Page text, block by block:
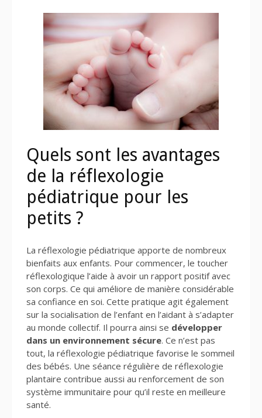
Quels sont les avantages
de la réflexologie
pédiatrique pour les
petits ?
La réflexologie pédiatrique apporte de nombreux
bienfaits aux enfants. Pour commencer, le toucher
réflexologique l’aide à avoir un rapport positif avec
son corps. Ce qui améliore de manière considérable
sa confiance en soi. Cette pratique agit également
sur la socialisation de l’enfant en l’aidant à s’adapter
au monde collectif. Il pourra ainsi se développer
dans un environnement sécure. Ce n’est pas
tout, la réflexologie pédiatrique favorise le sommeil
des bébés. Une séance régulière de réflexologie
plantaire contribue aussi au renforcement de son
système immunitaire pour qu’il reste en meilleure
santé.